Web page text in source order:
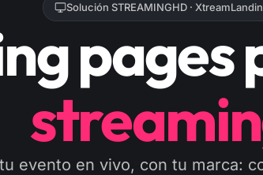
Solución STREAMINGHD ·
pages
evento en vivo, con tu marca: